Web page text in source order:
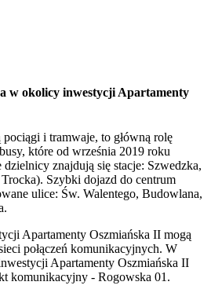
w okolicy inwestycji Apartamenty
i tramwaje, to główną rolę
które od września 2019 roku
dzielnicy znajdują się stacje: Szwedzka,
Szybki dojazd do centrum
ulice: Św. Walentego, Budowlana,
Apartamenty Oszmiańska II mogą
połączeń komunikacyjnych. W
Apartamenty Oszmiańska II
komunikacyjny - Rogowska 01.